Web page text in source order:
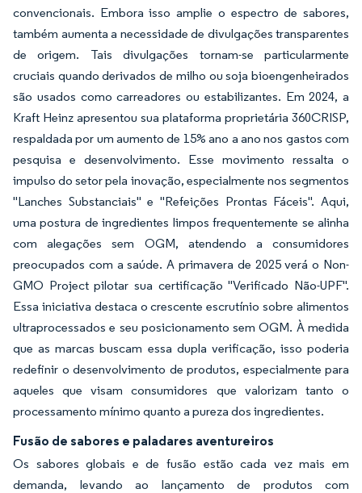
convencionais. Embora isso amplie o espectro de sabores,
também aumenta a necessidade de divulgações transparentes
de origem. Tais divulgações tornam-se particularmente
cruciais quando derivados de milho ou soja bioengenheirados
são usados como carreadores ou estabilizantes. Em 2024, a
Kraft Heinz apresentou sua plataforma proprietária 360CRISP,
respaldada por um aumento de 15% ano a ano nos gastos com
pesquisa e desenvolvimento. Esse movimento ressalta o
impulso do setor pela inovação, especialmente nos segmentos
"Lanches Substanciais" e "Refeições Prontas Fáceis". Aqui,
uma postura de ingredientes limpos frequentemente se alinha
com alegações sem OGM, atendendo a consumidores
preocupados com a saúde. A primavera de 2025 verá o Non-
GMO Project pilotar sua certificação "Verificado Não-UPF".
Essa iniciativa destaca o crescente escrutínio sobre alimentos
ultraprocessados e seu posicionamento sem OGM. À medida
que as marcas buscam essa dupla verificação, isso poderia
redefinir o desenvolvimento de produtos, especialmente para
aqueles que visam consumidores que valorizam tanto o
processamento mínimo quanto a pureza dos ingredientes.
Fusão de sabores e paladares aventureiros
Os sabores globais e de fusão estão cada vez mais em
demanda, levando ao lançamento de produtos com